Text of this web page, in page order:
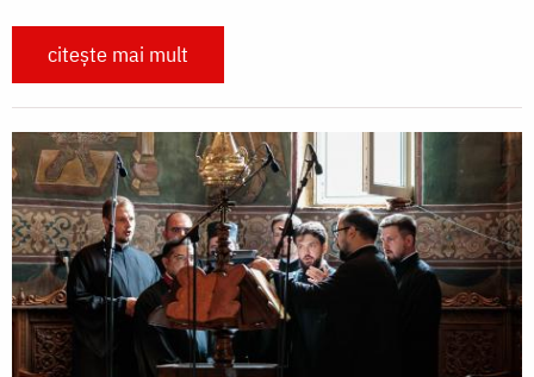
citește mai mult